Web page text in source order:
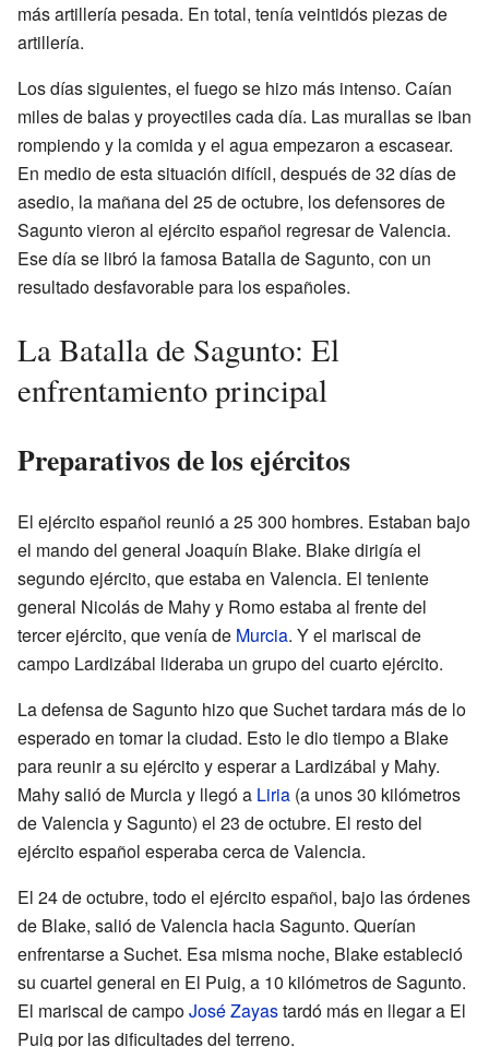
más artillería pesada. En total, tenía veintidós piezas de
artillería.
Los días siguientes, el fuego se hizo más intenso. Caían
miles de balas y proyectiles cada día. Las murallas se iban
rompiendo y la comida y el agua empezaron a escasear.
En medio de esta situación difícil, después de 32 días de
asedio, la mañana del 25 de octubre, los defensores de
Sagunto vieron al ejército español regresar de Valencia.
Ese día se libró la famosa Batalla de Sagunto, con un
resultado desfavorable para los españoles.
La Batalla de Sagunto: El
enfrentamiento principal
Preparativos de los ejércitos
El ejército español reunió a 25 300 hombres. Estaban bajo
el mando del general Joaquín Blake. Blake dirigía el
segundo ejército, que estaba en Valencia. El teniente
general Nicolás de Mahy y Romo estaba al frente del
tercer ejército, que venía de Murcia. Y el mariscal de
campo Lardizábal lideraba un grupo del cuarto ejército.
La defensa de Sagunto hizo que Suchet tardara más de lo
esperado en tomar la ciudad. Esto le dio tiempo a Blake
para reunir a su ejército y esperar a Lardizábal y Mahy.
Mahy salió de Murcia y llegó a Liria (a unos 30 kilómetros
de Valencia y Sagunto) el 23 de octubre. El resto del
ejército español esperaba cerca de Valencia.
El 24 de octubre, todo el ejército español, bajo las órdenes
de Blake, salió de Valencia hacia Sagunto. Querían
enfrentarse a Suchet. Esa misma noche, Blake estableció
su cuartel general en El Puig, a 10 kilómetros de Sagunto.
El mariscal de campoJosé Zayastardó más en llegar a El
Puig por las dificultades del terreno.